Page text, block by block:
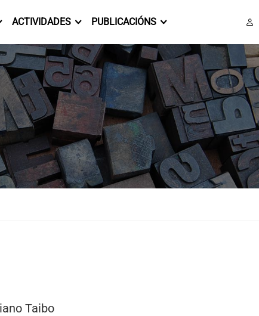
ACTIVIDADES PUBLICACIÓNS
Taibo